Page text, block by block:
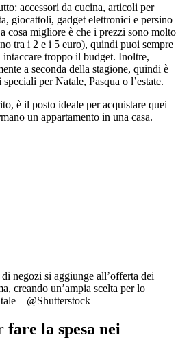
accessori da cucina, articoli per
giocattoli, gadget elettronici e persino
cosa migliore è che i prezzi sono molto
tra i 2 e i 5 euro), quindi puoi sempre
intaccare troppo il budget. Inoltre,
a seconda della stagione, quindi è
per Natale, Pasqua o l’estate.
è il posto ideale per acquistare quei
un appartamento in una casa.
negozi si aggiunge all’offerta dei
creando un’ampia scelta per lo
– @Shutterstock
fare la spesa nei